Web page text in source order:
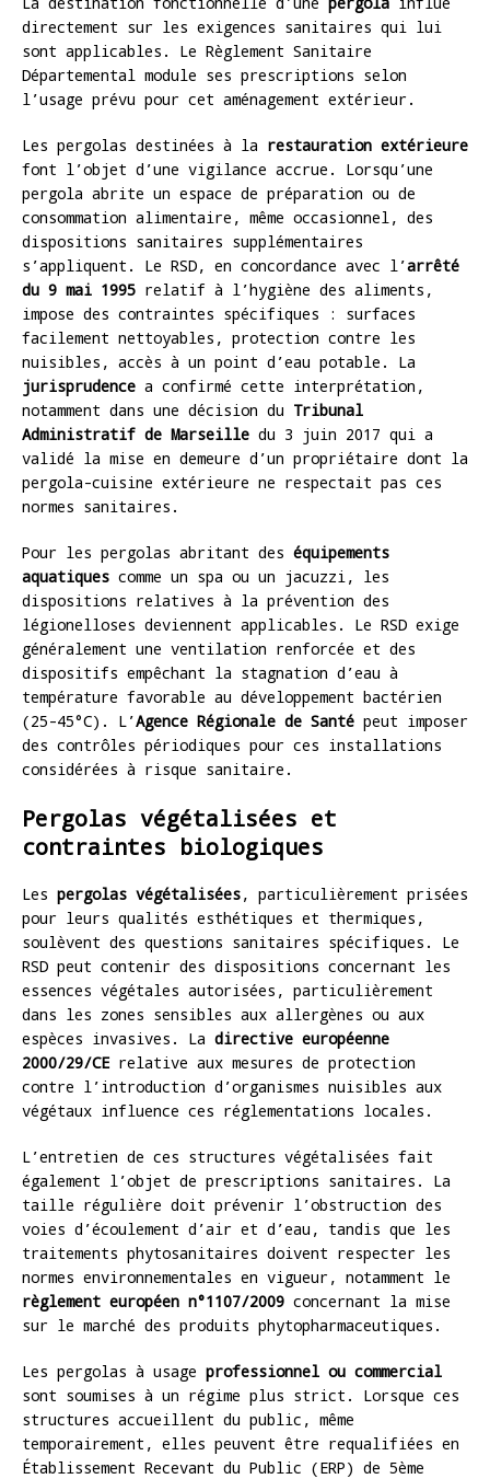
directement sur les exigences sanitaires qui lui
sont applicables. Le Règlement Sanitaire
Départemental module ses prescriptions selon
l’usage prévu pour cet aménagement extérieur.
Les pergolas destinées à la restauration extérieure
font l’objet d’une vigilance accrue. Lorsqu’une
pergola abrite un espace de préparation ou de
consommation alimentaire, même occasionnel, des
dispositions sanitaires supplémentaires
s’appliquent. Le RSD, en concordance avec l’arrêté
du 9 mai 1995 relatif à l’hygiène des aliments,
impose des contraintes spécifiques : surfaces
facilement nettoyables, protection contre les
nuisibles, accès à un point d’eau potable. La
jurisprudence a confirmé cette interprétation,
notamment dans une décision du Tribunal
Administratif de Marseille du 3 juin 2017 qui a
validé la mise en demeure d’un propriétaire dont la
pergola-cuisine extérieure ne respectait pas ces
normes sanitaires.
Pour les pergolas abritant des équipements
aquatiques comme un spa ou un jacuzzi, les
dispositions relatives à la prévention des
légionelloses deviennent applicables. Le RSD exige
généralement une ventilation renforcée et des
dispositifs empêchant la stagnation d’eau à
température favorable au développement bactérien
(25-45°C). L’Agence Régionale de Santé peut imposer
des contrôles périodiques pour ces installations
considérées à risque sanitaire.
Pergolas végétalisées et
contraintes biologiques
Les pergolas végétalisées, particulièrement prisées
pour leurs qualités esthétiques et thermiques,
soulèvent des questions sanitaires spécifiques. Le
RSD peut contenir des dispositions concernant les
essences végétales autorisées, particulièrement
dans les zones sensibles aux allergènes ou aux
espèces invasives. La directive européenne
2000/29/CErelative aux mesures de protection
contre l’introduction d’organismes nuisibles aux
végétaux influence ces réglementations locales.
L’entretien de ces structures végétalisées fait
également l’objet de prescriptions sanitaires. La
taille régulière doit prévenir l’obstruction des
voies d’écoulement d’air et d’eau, tandis que les
traitements phytosanitaires doivent respecter les
normes environnementales en vigueur, notamment le
règlement européen n°1107/2009 concernant la mise
sur le marché des produits phytopharmaceutiques.
Les pergolas à usage professionnel ou commercial
sont soumises à un régime plus strict. Lorsque ces
structures accueillent du public, même
temporairement, elles peuvent être requalifiées en
Établissement Recevant du Public (ERP) de 5ème